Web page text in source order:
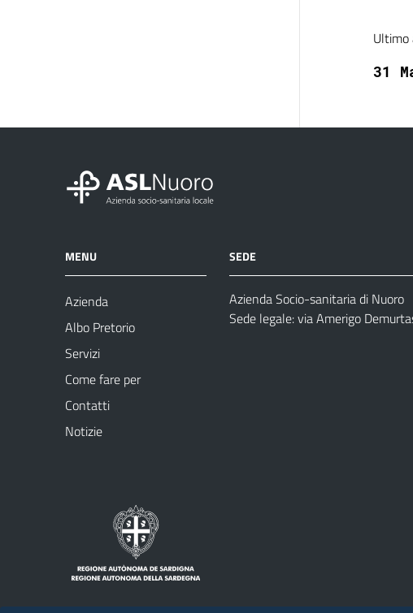
Ultimo
31
MENU
Azienda
Albo Pretorio
Servizi
Come fare per
Contatti
Notizie
SEDE
Azienda Socio-sanitaria di Nuoro
Sede legale: via Amerigo